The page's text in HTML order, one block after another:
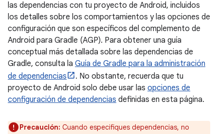
las dependencias con tu proyecto de Android, incluidos
los detalles sobre los comportamientos y las opciones de
configuración que son específicos del complemento de
Android para Gradle (AGP). Para obtener una guía
conceptual más detallada sobre las dependencias de
Gradle, consulta la Guía de Gradle para la administración
de dependencias
. No obstante, recuerda que tu
proyecto de Android solo debe usar las opciones de
configuración de dependencias definidas en esta página.
Precaución: Cuando especifiques dependencias, no